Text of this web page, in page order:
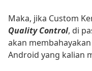
Maka, jika Custom
Quality Control, di
akan
Android yang kalian